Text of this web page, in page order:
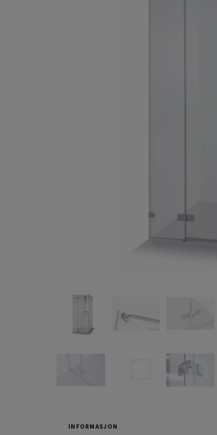
INFORMASJON